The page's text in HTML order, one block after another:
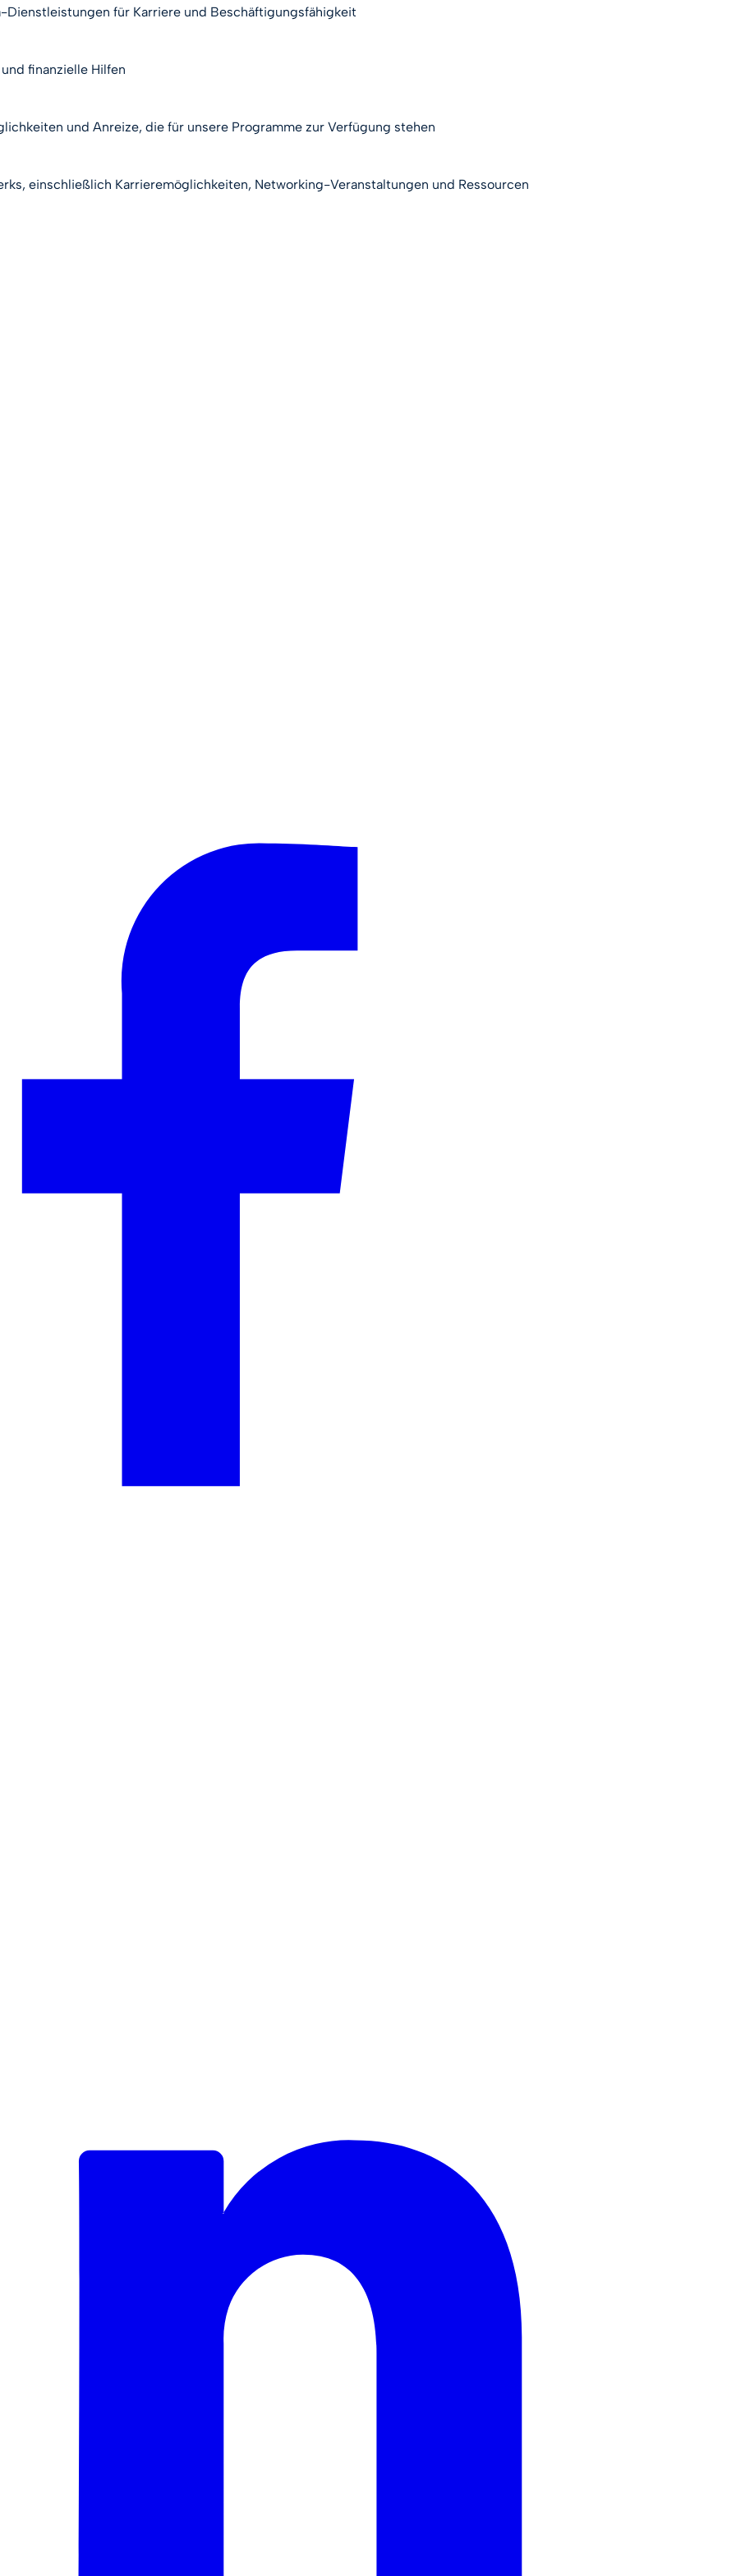
für Karriere und Beschäftigungsfähigkeit
finanzielle Hilfen
und Anreize, die für unsere Programme zur Verfügung stehen
einschließlich Karrieremöglichkeiten, Networking-Veranstaltungen und Ressourcen